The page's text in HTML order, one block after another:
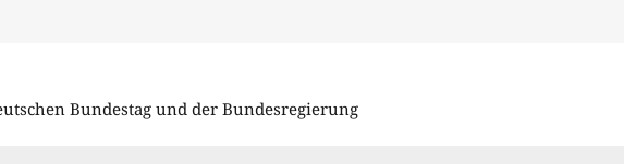
Bundestag und der Bundesregierung